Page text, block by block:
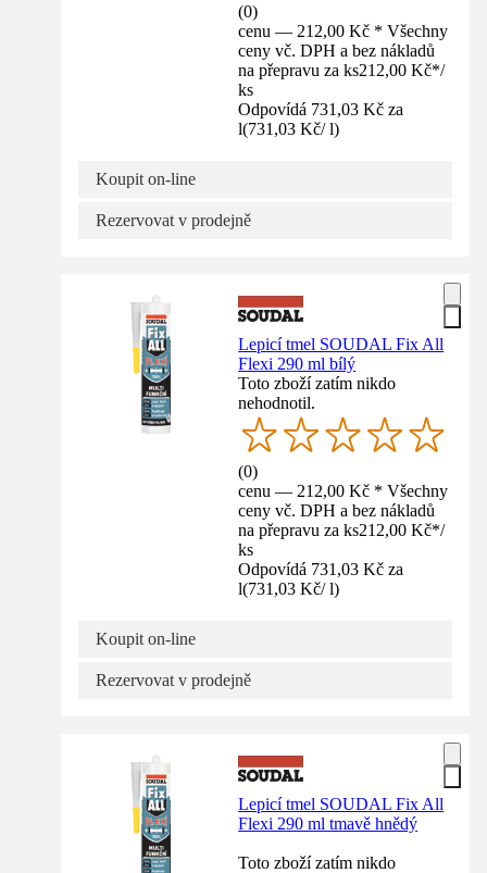
(0)
cenu — 212,00 Kč * Všechny
ceny vč. DPH a bez nákladů
na přepravu za ks212,00 Kč*/
ks
Odpovídá 731,03 Kč za
l(731,03 Kč/ l)
Koupit on-line
Rezervovat v prodejně
Lepicí tmel SOUDAL Fix All
Flexi 290 ml bílý
Toto zboží zatím nikdo
nehodnotil.
(0)
cenu — 212,00 Kč * Všechny
ceny vč. DPH a bez nákladů
na přepravu za ks212,00 Kč*/
ks
Odpovídá 731,03 Kč za
l(731,03 Kč/ l)
Koupit on-line
Rezervovat v prodejně
Lepicí tmel SOUDAL Fix All
Flexi 290 ml tmavě hnědý
Toto zboží zatím nikdo